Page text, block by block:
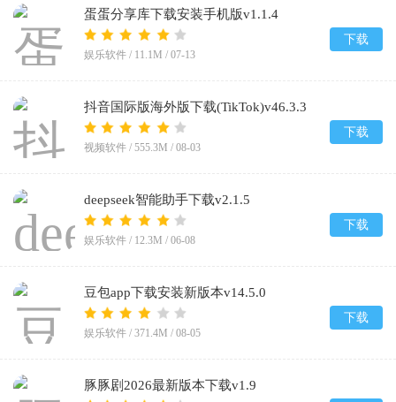
蛋蛋分享库下载安装手机版v1.1.4
娱乐软件 / 11.1M / 07-13
下载
抖音国际版海外版下载(TikTok)v46.3.3
视频软件 / 555.3M / 08-03
下载
deepseek智能助手下载v2.1.5
娱乐软件 / 12.3M / 06-08
下载
豆包app下载安装新版本v14.5.0
娱乐软件 / 371.4M / 08-05
下载
豚豚剧2026最新版本下载v1.9